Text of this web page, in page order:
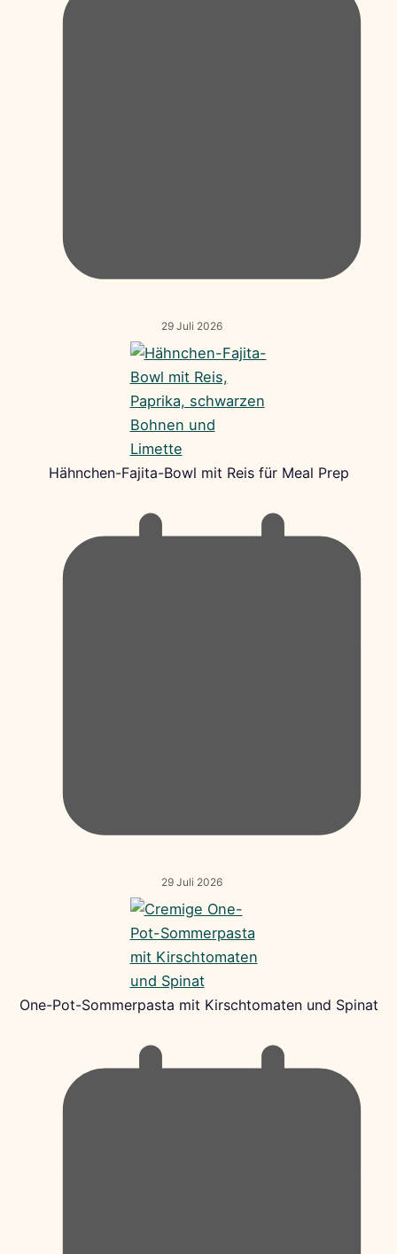
29 Juli 2026
Hähnchen-Fajita-Bowl mit Reis für Meal Prep
29 Juli 2026
One-Pot-Sommerpasta mit Kirschtomaten und Spinat